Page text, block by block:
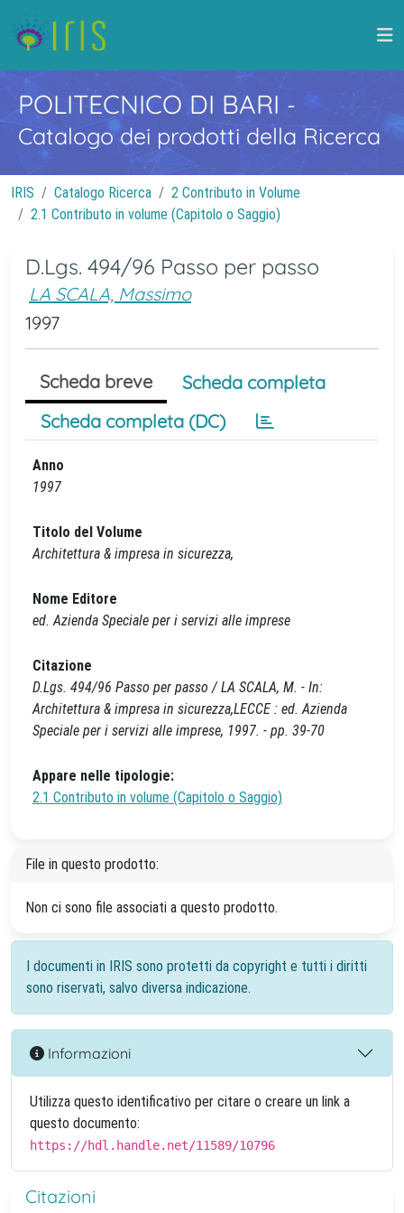
POLITECNICO DI BARI -
Catalogo dei prodotti della Ricerca
IRIS Catalogo Ricerca
2 Contributo in Volume
2.1 Contributo in volume (Capitolo o Saggio)
D.Lgs. 494/96 Passo per passo
LA SCALA, Massimo
1997
Scheda breve
Scheda completa
Scheda completa (DC)
Anno
1997
Titolo del Volume
Architettura & impresa in sicurezza,
Nome Editore
ed. Azienda Speciale per i servizi alle imprese
Citazione
D.Lgs. 494/96 Passo per passo / LA SCALA, M. - In:
Architettura & impresa in sicurezza,LECCE : ed. Azienda
Speciale per i servizi alle imprese, 1997. - pp. 39-70
Appare nelle tipologie:
2.1 Contributo in volume (Capitolo o Saggio)
File in questo prodotto:
Non ci sono file associati a questo prodotto.
I documenti in IRIS sono protetti da copyright e tutti i diritti
sono riservati, salvo diversa indicazione.
Informazioni
Utilizza questo identificativo per citare o creare un link a
questo documento:
https://hdl.handle.net/11589/10796
Citazioni